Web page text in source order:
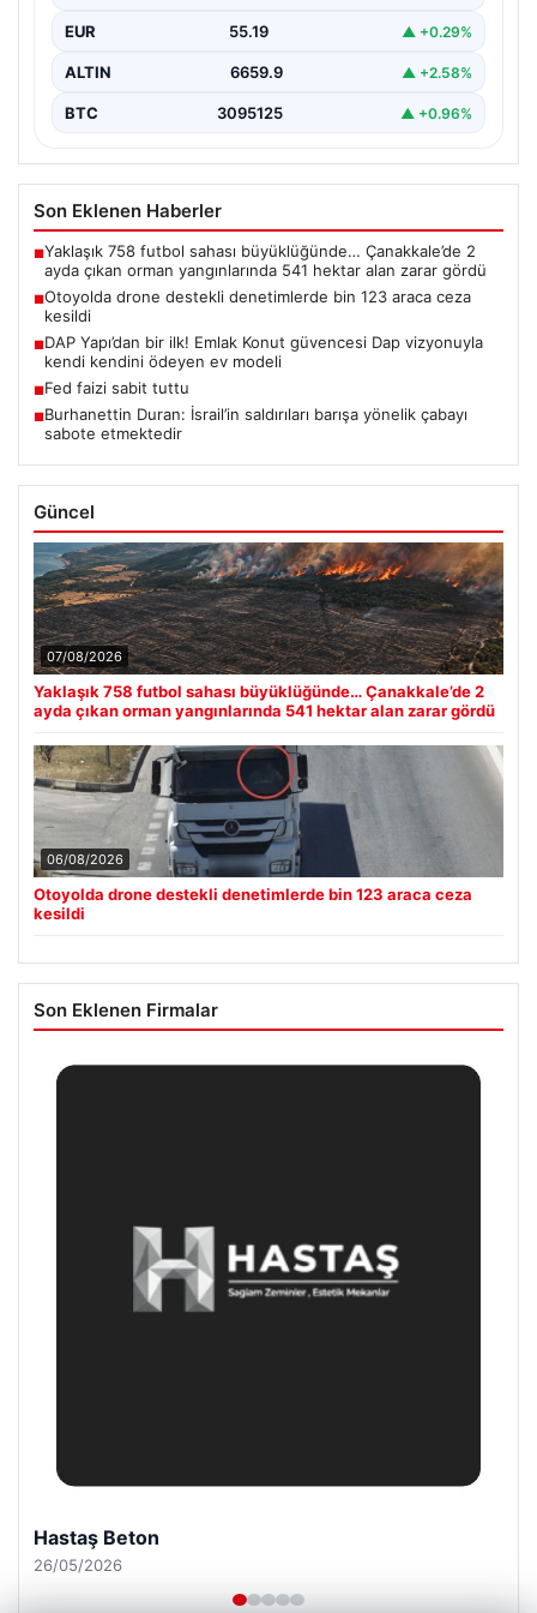
yoğun bir kontrol…
EUR 55.19 ▲ +0.29%
ALTIN 6659.9 ▲ +2.58%
BTC 3095125 ▲ +0.96%
Son Eklenen Haberler
■Yaklaşık 758 futbol sahası büyüklüğünde… Çanakkale’de 2
ayda çıkan orman yangınlarında 541 hektar alan zarar gördü
■Otoyolda drone destekli denetimlerde bin 123 araca ceza
kesildi
■DAP Yapı’dan bir ilk! Emlak Konut güvencesi Dap vizyonuyla
kendi kendini ödeyen ev modeli
■Fed faizi sabit tuttu
■Burhanettin Duran: İsrail’in saldırıları barışa yönelik çabayı
sabote etmektedir
Güncel
07/08/2026
Yaklaşık 758 futbol sahası büyüklüğünde… Çanakkale’de 2
ayda çıkan orman yangınlarında 541 hektar alan zarar gördü
06/08/2026
Otoyolda drone destekli denetimlerde bin 123 araca ceza
kesildi
Son Eklenen Firmalar
Enes Kaplan Avukatlık Bürosu
28/04/2026